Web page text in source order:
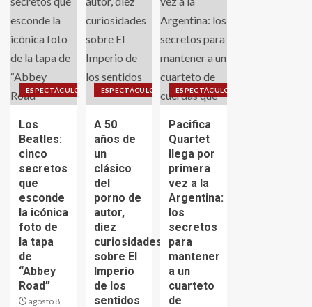
ESPECTÁCULO
Los
Beatles:
cinco
secretos
que
esconde
la icónica
foto de
la tapa
de
“Abbey
Road”
agosto 8,
ESPECTÁCULO
A 50
años de
un
clásico
del
porno de
autor,
diez
curiosidades
sobre El
Imperio
de los
sentidos
ESPECTÁCULO
Pacifica
Quartet
llega por
primera
vez a la
Argentina:
los
secretos
para
mantener
a un
cuarteto
de